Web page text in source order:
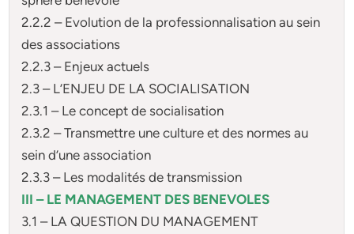
2.2.2 – Evolution de la professionnalisation au sein
des associations
2.2.3 – Enjeux actuels
2.3 – L’ENJEU DE LA SOCIALISATION
2.3.1 – Le concept de socialisation
2.3.2 – Transmettre une culture et des normes au
sein d’une association
2.3.3 – Les modalités de transmission
III – LE MANAGEMENT DES BENEVOLES
3.1 – LA QUESTION DU MANAGEMENT